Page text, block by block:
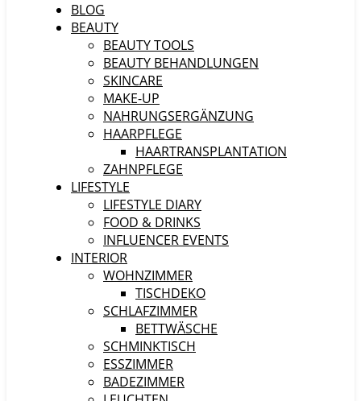
BLOG
BEAUTY
BEAUTY TOOLS
BEAUTY BEHANDLUNGEN
SKINCARE
MAKE-UP
NAHRUNGSERGÄNZUNG
HAARPFLEGE
HAARTRANSPLANTATION
ZAHNPFLEGE
LIFESTYLE
LIFESTYLE DIARY
FOOD & DRINKS
INFLUENCER EVENTS
INTERIOR
WOHNZIMMER
TISCHDEKO
SCHLAFZIMMER
BETTWÄSCHE
SCHMINKTISCH
ESSZIMMER
BADEZIMMER